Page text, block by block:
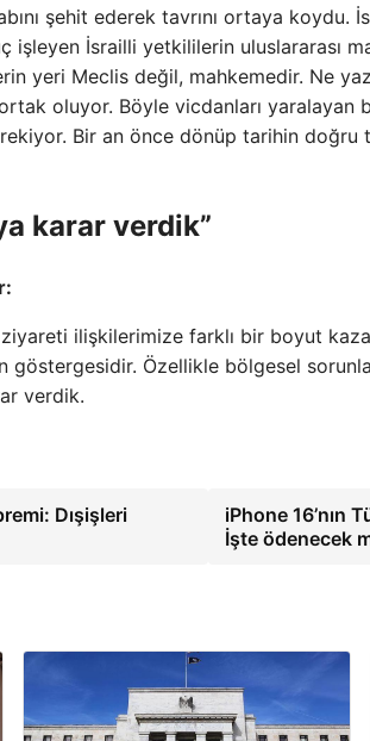
şehit ederek tavrını ortaya koydu.
işleyen İsrailli yetkililerin uluslararası
yeri Meclis değil, mahkemedir. Ne
oluyor. Böyle vicdanları yaralayan
Bir an önce dönüp tarihin doğru
karar verdik”
ziyareti ilişkilerimize farklı bir boyut
göstergesidir. Özellikle bölgesel
verdik.
Dışişleri
iPhone 16’nın
İşte ödenecek